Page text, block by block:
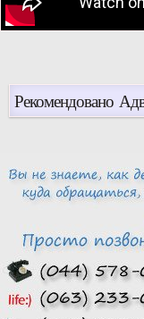
Рекомендовано